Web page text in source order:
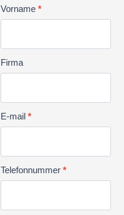
Kontakt
Vorname*
Firma
E-mail*
Telefonnummer*